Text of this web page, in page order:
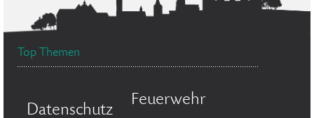
Top Themen
Datenschutz
Feuerwehr